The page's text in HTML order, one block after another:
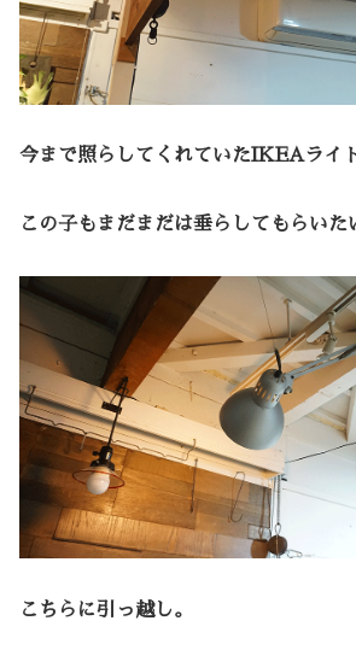
今まで照らしてくれていたIKEAライト
この子もまだまだは垂らしてもらいた
こちらに引っ越し。